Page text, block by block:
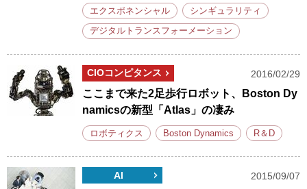
エクスポネンシャル シンギュラリティ
デジタルトランスフォーメーション
CIOコンピタンス 2016/02/29
ここまで来た2足歩行ロボット、Boston Dy
namicsの新型「Atlas」の凄み
ロボティクス Boston Dynamics R＆D
AI 2015/09/07